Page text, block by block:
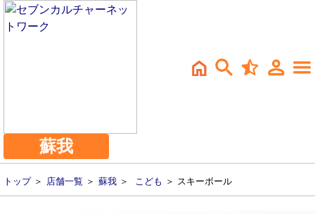
蘇我
トップ＞ 店舗一覧 ＞ 蘇我 ＞ こども ＞ スキーボール